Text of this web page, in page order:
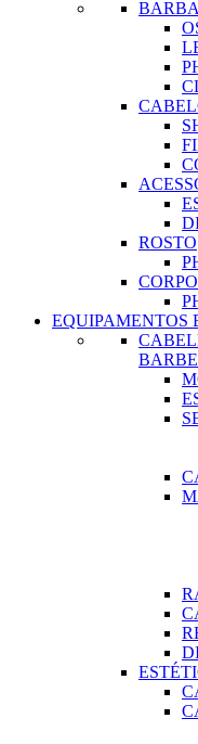
BARBA
ROSTO
CORPO
EQUIPAMENTOS